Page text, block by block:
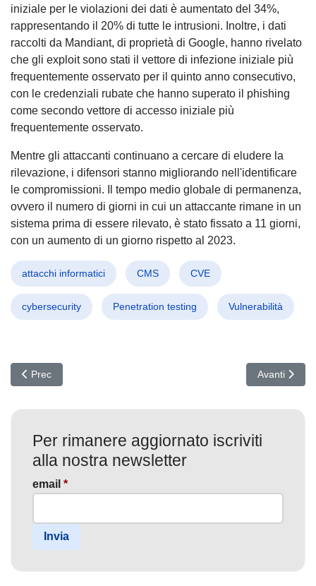
iniziale per le violazioni dei dati è aumentato del 34%,
rappresentando il 20% di tutte le intrusioni. Inoltre, i dati
raccolti da Mandiant, di proprietà di Google, hanno rivelato
che gli exploit sono stati il vettore di infezione iniziale più
frequentemente osservato per il quinto anno consecutivo,
con le credenziali rubate che hanno superato il phishing
come secondo vettore di accesso iniziale più
frequentemente osservato.
Mentre gli attaccanti continuano a cercare di eludere la
rilevazione, i difensori stanno migliorando nell'identificare
le compromissioni. Il tempo medio globale di permanenza,
ovvero il numero di giorni in cui un attaccante rimane in un
sistema prima di essere rilevato, è stato fissato a 11 giorni,
con un aumento di un giorno rispetto al 2023.
attacchi informatici CMS CVE
cybersecurity Penetration testing Vulnerabilità
Articolo precedente: Allarme Cyber: Scoperta Vulnerabilità Zero-
Prec Articolo
Avanti
Per rimanere aggiornato iscriviti
alla nostra newsletter
email *
Invia